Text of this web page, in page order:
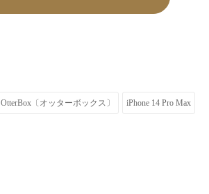
OtterBox〔オッターボックス〕 iPhone 14 Pro Max